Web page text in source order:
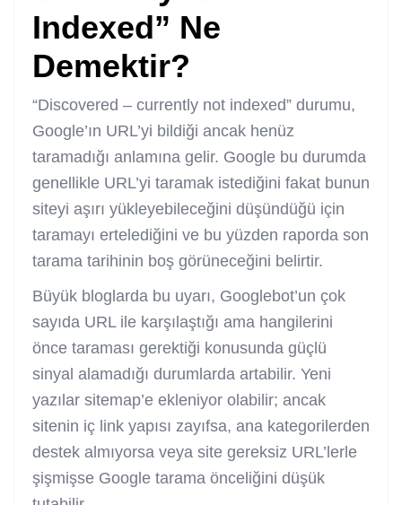
Indexed” Ne
Demektir?
“Discovered – currently not indexed” durumu,
Google’ın URL’yi bildiği ancak henüz
taramadığı anlamına gelir. Google bu durumda
genellikle URL’yi taramak istediğini fakat bunun
siteyi aşırı yükleyebileceğini düşündüğü için
taramayı ertelediğini ve bu yüzden raporda son
tarama tarihinin boş görüneceğini belirtir.
Büyük bloglarda bu uyarı, Googlebot’un çok
sayıda URL ile karşılaştığı ama hangilerini
önce taraması gerektiği konusunda güçlü
sinyal alamadığı durumlarda artabilir. Yeni
yazılar sitemap’e ekleniyor olabilir; ancak
sitenin iç link yapısı zayıfsa, ana kategorilerden
destek almıyorsa veya site gereksiz URL’lerle
şişmişse Google tarama önceliğini düşük